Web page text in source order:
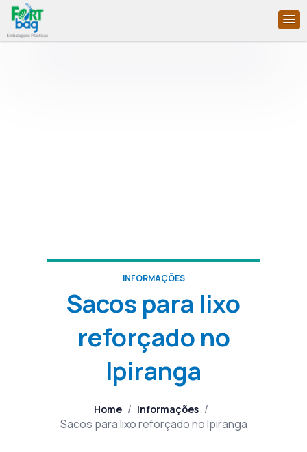
INFORMAÇÕES
Sacos para lixo
reforçado no
Ipiranga
Home / Informações /
Sacos para lixo reforçado no Ipiranga